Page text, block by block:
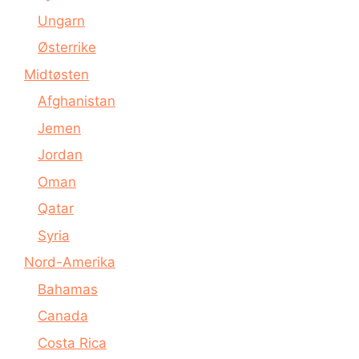
Ungarn
Østerrike
Midtøsten
Afghanistan
Jemen
Jordan
Oman
Qatar
Syria
Nord-Amerika
Bahamas
Canada
Costa Rica